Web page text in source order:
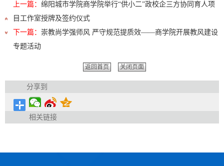
上一篇： 绵阳城市学院商学院举行“供小二”政校企三方协同育人项
目工作室授牌及签约仪式
下一篇： 崇教尚学强师风 严守规范提质效——商学院开展教风建设
专题活动
返回首页 关闭页面
分享到
相关链接